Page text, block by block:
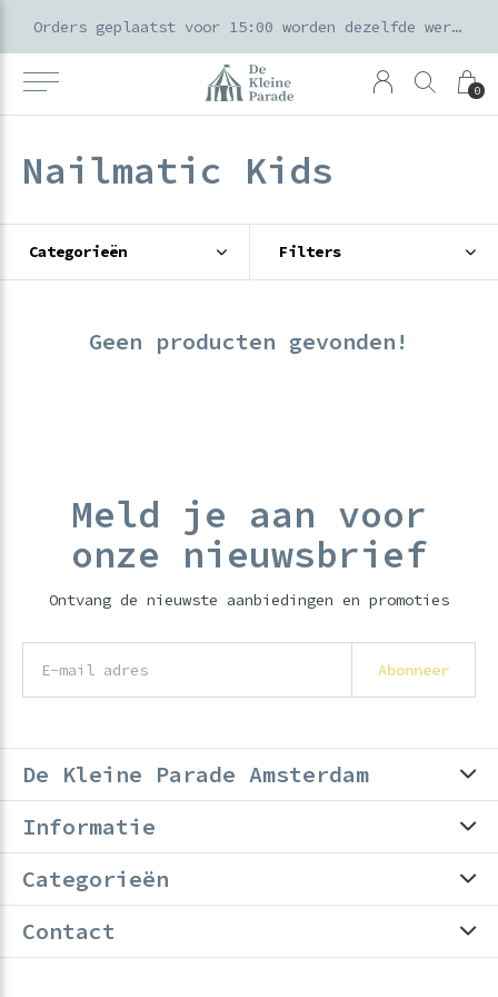
0
Orders geplaatst voor 15:00 worden dezelfde werkdag verzonden
Nailmatic Kids
Categorieën Filters
Geen producten gevonden!
Meld je aan voor
onze nieuwsbrief
Ontvang de nieuwste aanbiedingen en promoties
Abonneer
De Kleine Parade Amsterdam
Informatie
Categorieën
Contact